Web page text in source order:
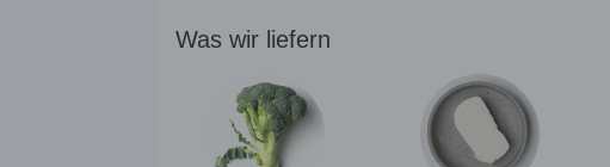
Was wir liefern